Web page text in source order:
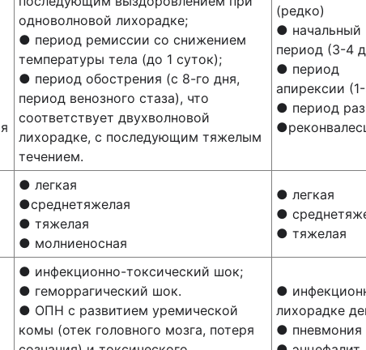
одноволновой лихорадке;
● период ремиссии со снижением
температуры тела (до 1 суток);
● период обострения (с 8-го дня,
период венозного стаза), что
соответствует двухволновой
лихорадке, с последующим тяжелым
течением.
(редко)
● начальный
период (3-4
● период
апирексии
● период
● легкая
●среднетяжелая
● тяжелая
● молниеносная
● легкая
●
● тяжелая
● инфекционно-токсический шок;
● геморрагический шок.
● ОПН с развитием уремической
комы (отек головного мозга, потеря
●
лихорадке
● пневмония